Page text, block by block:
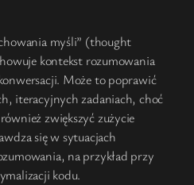
myśli” (thought
kontekst rozumowania
Może to poprawić
iteracyjnych zadaniach, choć
zwiększyć zużycie
się w sytuacjach
na przykład przy
kodu.